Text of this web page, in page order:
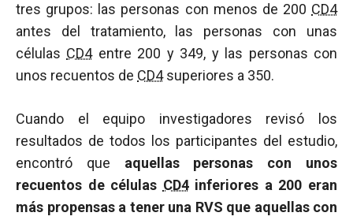
tres grupos: las personas con menos de 200 CD4
antes del tratamiento, las personas con unas
células CD4entre 200 y 349, y las personas con
unos recuentos de CD4superiores a 350.
Cuando el equipo investigadores revisó los
resultados de todos los participantes del estudio,
encontró que aquellas personas con unos
recuentos de células CD4inferiores a 200 eran
más propensas a tener una RVS que aquellas con